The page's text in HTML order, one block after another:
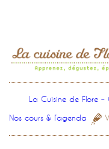
La Cuisine de Flore –
Nos cours & l’agenda